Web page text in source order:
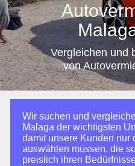
Vergleichen und
von
Wir suchen und
Malaga der wichtigsten
damit unsere Kunden nur
auswählen müssen, die
preislich ihren